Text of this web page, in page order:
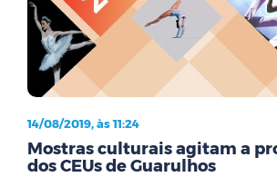
14/08/2019, às 11:24
Mostras culturais agitam a
dos CEUs de Guarulhos